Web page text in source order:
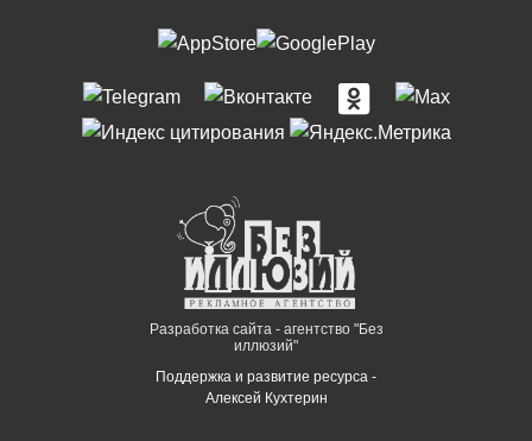
Разработка сайта - агентство "Без
иллюзий"
Поддержка и развитие ресурса -
Алексей Кухтерин